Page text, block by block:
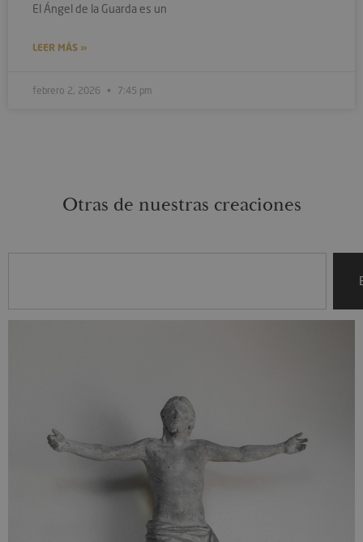
El Ángel de la Guarda es un
LEER MÁS »
febrero 2, 2026 7:45 pm
Otras de nuestras creaciones